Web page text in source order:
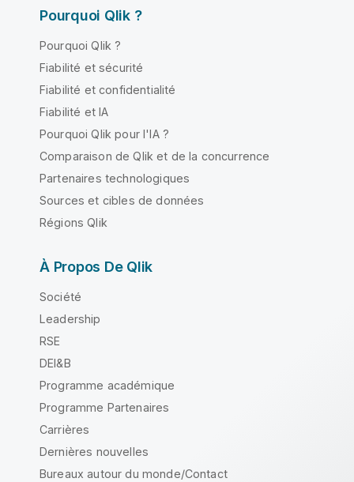
Pourquoi Qlik ?
Pourquoi Qlik ?
Fiabilité et sécurité
Fiabilité et confidentialité
Fiabilité et IA
Pourquoi Qlik pour l'IA ?
Comparaison de Qlik et de la concurrence
Partenaires technologiques
Sources et cibles de données
Régions Qlik
À Propos De Qlik
Société
Leadership
RSE
DEI&B
Programme académique
Programme Partenaires
Carrières
Dernières nouvelles
Bureaux autour du monde/Contact